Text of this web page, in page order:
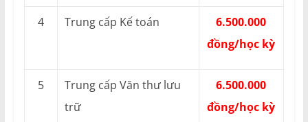
4 Trung cấp Kế toán
6.500.000
đồng/học kỳ
5
Trung cấp Văn thư lưu
trữ
6.500.000
đồng/học kỳ